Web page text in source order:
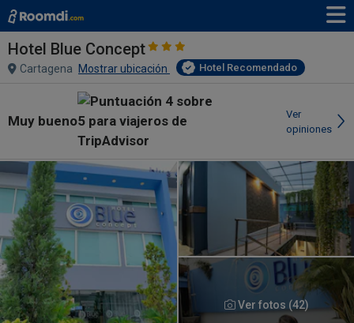
Hotel Blue Concept
Cartagena Mostrar ubicación Hotel Recomendado
Muy bueno
Ver
opiniones
Ver fotos (42)